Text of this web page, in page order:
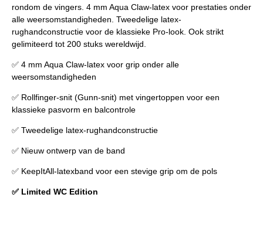
rondom de vingers. 4 mm Aqua Claw-latex voor prestaties onder
alle weersomstandigheden. Tweedelige latex-
rughandconstructie voor de klassieke Pro-look. Ook strikt
gelimiteerd tot 200 stuks wereldwijd.
✅ 4 mm Aqua Claw-latex voor grip onder alle
weersomstandigheden
✅ Rollfinger-snit (Gunn-snit) met vingertoppen voor een
klassieke pasvorm en balcontrole
✅ Tweedelige latex-rughandconstructie
✅ Nieuw ontwerp van de band
✅ KeepItAll-latexband voor een stevige grip om de pols
✅ Limited WC Edition